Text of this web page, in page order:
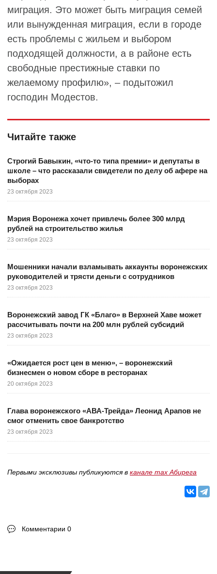
миграция. Это может быть миграция семей
или вынужденная миграция, если в городе
есть проблемы с жильем и выбором
подходящей должности, а в районе есть
свободные престижные ставки по
желаемому профилю», – подытожил
господин Модестов.
Читайте также
Строгий Бавыкин, «что-то типа премии» и депутаты в
школе – что рассказали свидетели по делу об афере на
выборах
23 октября 2023
Мэрия Воронежа хочет привлечь более 300 млрд
рублей на строительство жилья
23 октября 2023
Мошенники начали взламывать аккаунты воронежских
руководителей и трясти деньги с сотрудников
23 октября 2023
Воронежский завод ГК «Благо» в Верхней Хаве может
рассчитывать почти на 200 млн рублей субсидий
23 октября 2023
«Ожидается рост цен в меню», – воронежский
бизнесмен о новом сборе в ресторанах
20 октября 2023
Глава воронежского «АВА-Трейда» Леонид Арапов не
смог отменить свое банкротство
23 октября 2023
Первыми эксклюзивы публикуются в канале max Абирега
Комментарии 0